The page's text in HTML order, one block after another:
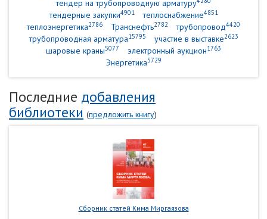
тендер на трубопроводную арматуру
тендерные закупки4901 теплоснабжение4851
теплоэнергетика2786 Транснефть2782 трубопровод4420
трубопроводная арматура15795 участие в выставке2623
шаровые краны5077 электронный аукцион1763
Энергетика5729
Последние добавления
библиотеки (предложить книгу)
Сборник статей Кима Миргаязова